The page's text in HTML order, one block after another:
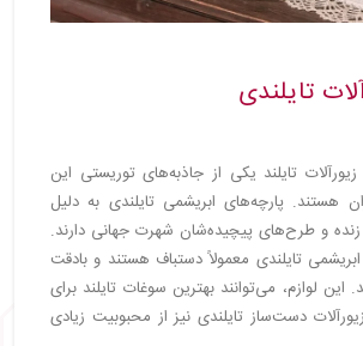
تایلندی
تایلند یکی از جاذبه‌های توریستی این
هستند. پارچه‌های ابریشمی تایلندی به دلیل
و طرح‌های پیچیده‌شان شهرت جهانی دارند.
تایلندی معمولاً دستباف هستند و بادقت
این لوازم، می‌توانند بهترین سوغات تایلند برای
دست‌ساز تایلندی نیز از محبوبیت زیادی